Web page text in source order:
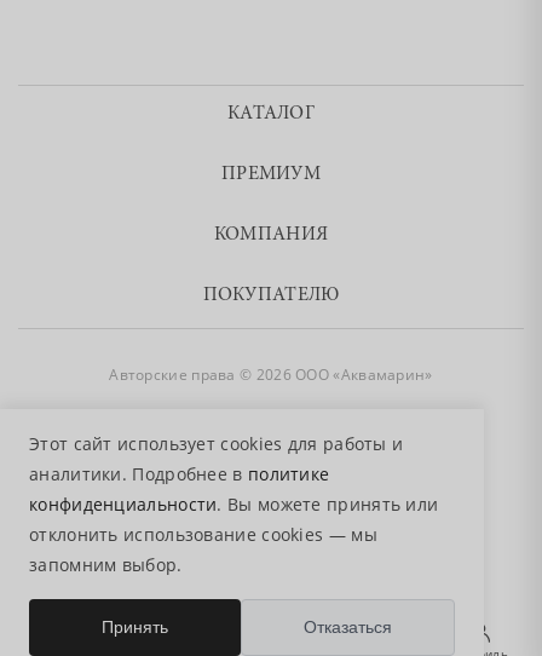
Этот сайт использует cookies для работы и
аналитики. Подробнее в политике
конфиденциальности. Вы можете принять или
отклонить использование cookies — мы
запомним выбор.
Принять Отказаться0
КАТАЛОГ
ПРЕМИУМ
КОМПАНИЯ
ПОКУПАТЕЛЮ
Авторские права © 2026 ООО «Аквамарин»